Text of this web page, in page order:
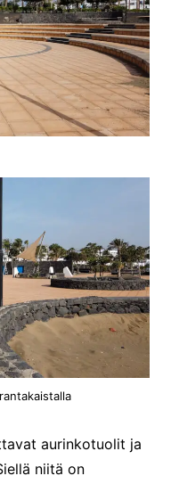
aurinkotuolit ja
niitä on